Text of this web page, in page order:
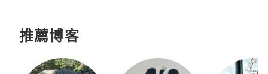
推薦博客